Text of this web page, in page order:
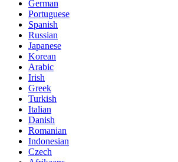
German
Portuguese
Spanish
Russian
Japanese
Korean
Arabic
Irish
Greek
Turkish
Italian
Danish
Romanian
Indonesian
Czech